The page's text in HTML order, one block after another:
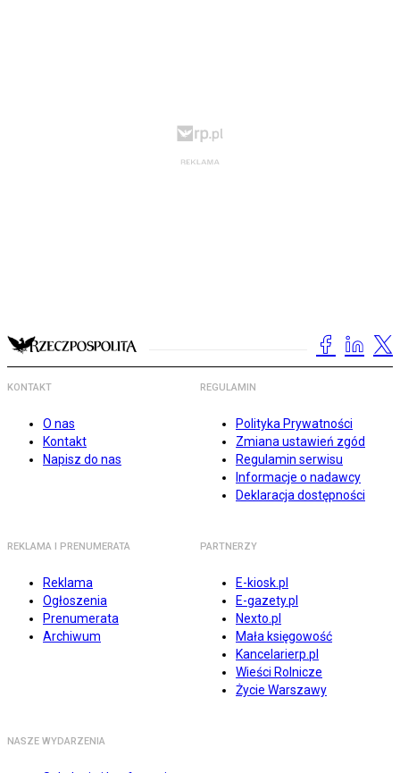
KONTAKT
O nas
Kontakt
Napisz do nas
REGULAMIN
Polityka Prywatności
Zmiana ustawień zgód
Regulamin serwisu
Informacje o nadawcy
Deklaracja dostępności
REKLAMA I PRENUMERATA
Reklama
Ogłoszenia
Prenumerata
Archiwum
PARTNERZY
E-kiosk.pl
E-gazety.pl
Nexto.pl
Mała księgowość
Kancelarierp.pl
Wieści Rolnicze
Życie Warszawy
NASZE WYDARZENIA